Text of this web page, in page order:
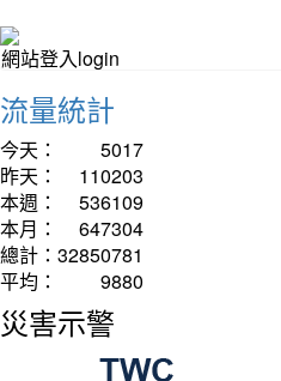
網站登入login
流量統計
今天：
5017
昨天：
110203
本週：
536109
本月：
647304
總計： 32850781
平均：
9880
災害示警